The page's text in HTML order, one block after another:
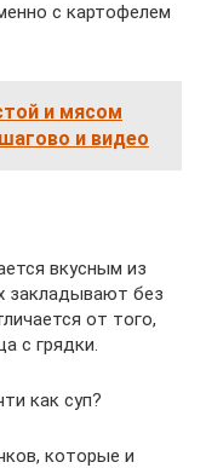
с картофелем
и мясом
и видео
вкусным из
закладывают без
от того,
с грядки.
как суп?
которые и